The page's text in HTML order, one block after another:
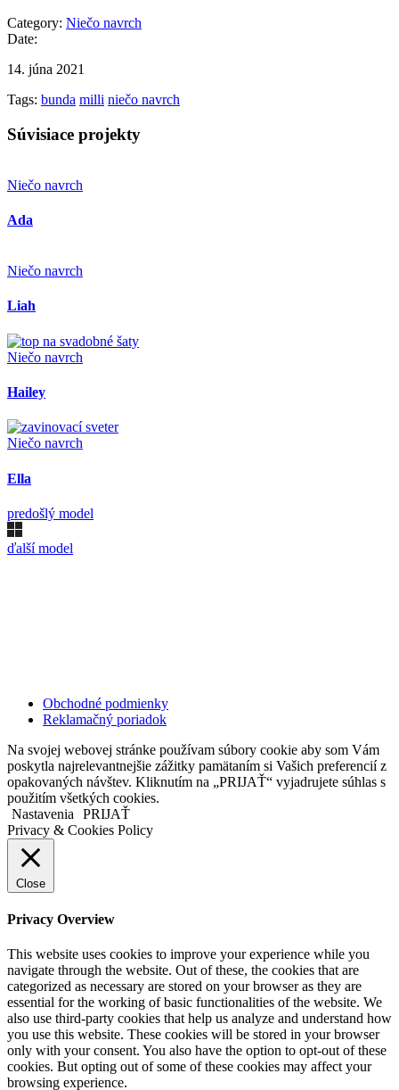
Category: Niečo navrch
Date:
14. júna 2021
Tags: bunda milli niečo navrch
Súvisiace projekty
Niečo navrch
Ada
Niečo navrch
Liah
Niečo navrch
Hailey
Niečo navrch
Ella
predošlý model
ďalší model
Obchodné podmienky
Reklamačný poriadok
Na svojej webovej stránke používam súbory cookie aby som Vám
poskytla najrelevantnejšie zážitky pamätaním si Vašich preferencií z
opakovaných návštev. Kliknutím na „PRIJAŤ“ vyjadrujete súhlas s
použitím všetkých cookies.
Nastavenia
PRIJAŤ
Privacy & Cookies Policy
Close
Privacy Overview
This website uses cookies to improve your experience while you
navigate through the website. Out of these, the cookies that are
categorized as necessary are stored on your browser as they are
essential for the working of basic functionalities of the website. We
also use third-party cookies that help us analyze and understand how
you use this website. These cookies will be stored in your browser
only with your consent. You also have the option to opt-out of these
cookies. But opting out of some of these cookies may affect your
browsing experience.